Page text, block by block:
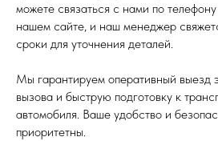
можете связаться с нами по
нашем сайте, и наш менеджер
сроки для уточнения деталей.
Мы гарантируем оперативный выезд
вызова и быструю подготовку к
автомобиля. Ваше удобство и
приоритетны.